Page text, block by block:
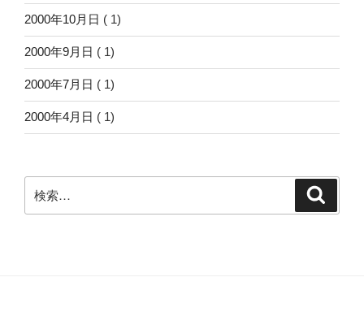
2000年10月日 ( 1)
2000年9月日 ( 1)
2000年7月日 ( 1)
2000年4月日 ( 1)
索: